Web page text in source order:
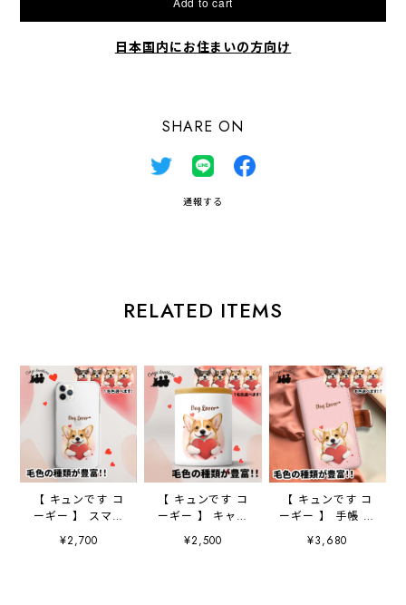
日本国内にお住まいの方向け
SHARE ON
通報する
RELATED ITEMS
【 キュンです コ
ーギー 】 スマホ
ケース クリアソ
フトケース 犬
¥2,700
【 キュンです コ
ーギー 】 キャニ
スター 保存容
器 お家用 プレ
¥2,500
【 キュンです コ
ーギー 】 手帳 ス
マホケース 犬
うちの子 プレゼ
¥3,680